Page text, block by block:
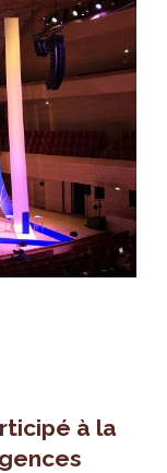
à la